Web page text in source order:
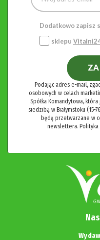
Dodatkowo zapisz
sklepu
Podając adres e-mail,
osobowych w celach
Spółka Komandytowa,
siedzibą w Białymstoku (15-
będą przetwarzane w
newslettera.